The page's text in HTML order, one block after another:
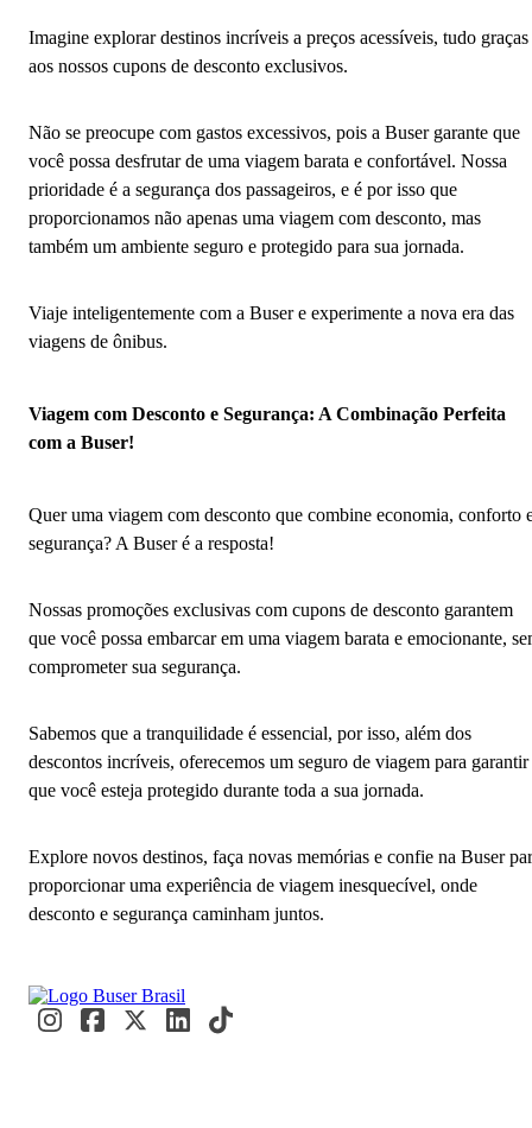
Imagine explorar destinos incríveis a preços acessíveis, tudo graças
aos nossos cupons de desconto exclusivos.
Não se preocupe com gastos excessivos, pois a Buser garante que
você possa desfrutar de uma viagem barata e confortável. Nossa
prioridade é a segurança dos passageiros, e é por isso que
proporcionamos não apenas uma viagem com desconto, mas
também um ambiente seguro e protegido para sua jornada.
Viaje inteligentemente com a Buser e experimente a nova era das
viagens de ônibus.
Viagem com Desconto e Segurança: A Combinação Perfeita
com a Buser!
Quer uma viagem com desconto que combine economia, conforto
segurança? A Buser é a resposta!
Nossas promoções exclusivas com cupons de desconto garantem
que você possa embarcar em uma viagem barata e emocionante,
comprometer sua segurança.
Sabemos que a tranquilidade é essencial, por isso, além dos
descontos incríveis, oferecemos um seguro de viagem para garantir
que você esteja protegido durante toda a sua jornada.
Explore novos destinos, faça novas memórias e confie na Buser
proporcionar uma experiência de viagem inesquecível, onde
desconto e segurança caminham juntos.